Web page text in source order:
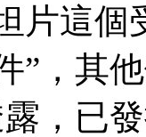
片這個
”，其
，已